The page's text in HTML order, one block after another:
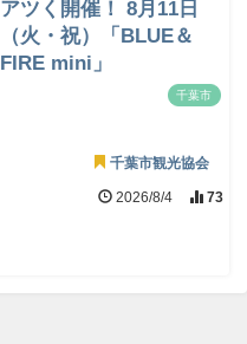
アツく開催！ 8月11日
（火・祝）「BLUE＆
FIRE mini」
千葉市
千葉市観光協会
2026/8/4 73